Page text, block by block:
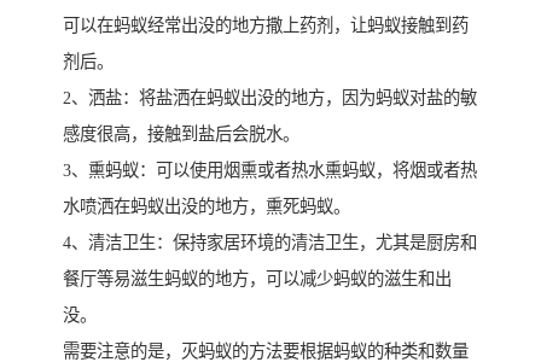
可以在蚂蚁经常出没的地方撒上药剂，让蚂蚁接触到药
剂后。
2、洒盐：将盐洒在蚂蚁出没的地方，因为蚂蚁对盐的敏
感度很高，接触到盐后会脱水。
3、熏蚂蚁：可以使用烟熏或者热水熏蚂蚁，将烟或者热
水喷洒在蚂蚁出没的地方，熏死蚂蚁。
4、清洁卫生：保持家居环境的清洁卫生，尤其是厨房和
餐厅等易滋生蚂蚁的地方，可以减少蚂蚁的滋生和出
没。
需要注意的是，灭蚂蚁的方法要根据蚂蚁的种类和数量